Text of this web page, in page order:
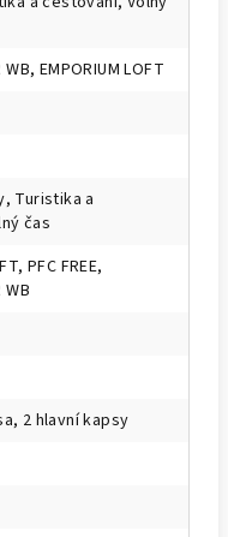
WB, EMPORIUM LOFT
Turistika a
čas
PFC FREE,
WB
2 hlavní kapsy